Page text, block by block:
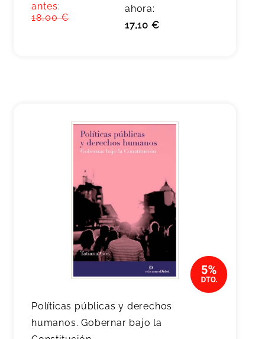
antes:
18,00 €
ahora:
17,10 €
Políticas públicas y derechos
humanos. Gobernar bajo la